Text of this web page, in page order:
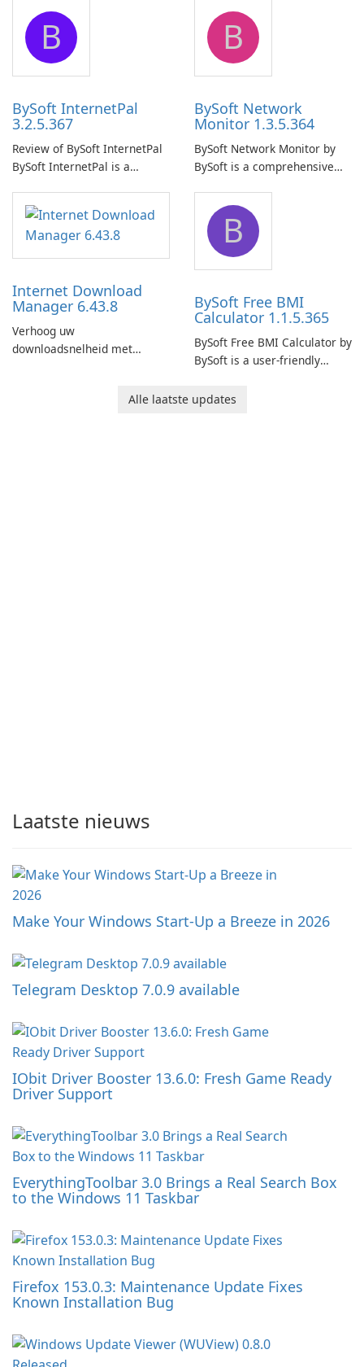
application designed to
ensure the continuous and
uninterrupted operation of
your computer system.
application that allows users
to easily browse and manage
shared folders on their
network.
B
BySoft InternetPal
3.2.5.367
Review of BySoft InternetPal
BySoft InternetPal is a
application designed to
monitor your internet
connection and provide real-
time insights into its
B
BySoft Network
Monitor 1.3.5.364
BySoft Network Monitor by
BySoft is a comprehensive
designed to help businesses
effectively manage their
network infrastructure.
Internet Download
Manager 6.43.8
Verhoog uw
downloadsnelheid met
B
BySoft Free BMI
Calculator 1.1.5.365
BySoft Free BMI Calculator by
BySoft is a user-friendly
designed to help you
Alle laatste updates
Laatste nieuws
Make Your Windows Start-Up a Breeze in 2026
Telegram Desktop 7.0.9 available
IObit Driver Booster 13.6.0: Fresh Game Ready
Driver Support
EverythingToolbar 3.0 Brings a Real Search Box
to the Windows 11 Taskbar
Firefox 153.0.3: Maintenance Update Fixes
Known Installation Bug